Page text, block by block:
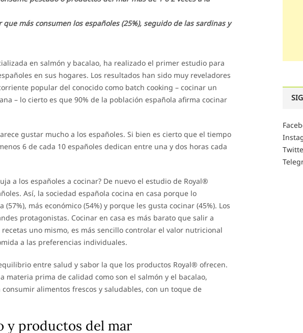
más consumen los españoles (25%), seguido de las sardinas y
en salmón y bacalao, ha realizado el primer estudio para
en sus hogares. Los resultados han sido muy reveladores
popular del conocido como batch cooking – cocinar un
– lo cierto es que 90% de la población española afirma cocinar
gustar mucho a los españoles. Si bien es cierto que el tiempo
6 de cada 10 españoles dedican entre una y dos horas cada
a los españoles a cocinar? De nuevo el estudio de Royal®
Así, la sociedad española cocina en casa porque lo
más económico (54%) y porque les gusta cocinar (45%). Los
protagonistas. Cocinar en casa es más barato que salir a
uno mismo, es más sencillo controlar el valor nutricional
a las preferencias individuales.
entre salud y sabor la que los productos Royal® ofrecen.
materia prima de calidad como son el salmón y el bacalao,
alimentos frescos y saludables, con un toque de
y productos del mar